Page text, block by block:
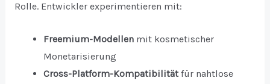
Rolle. Entwickler experimentieren mit:
Freemium-Modellenmit kosmetischer
Monetarisierung
Cross-Platform-Kompatibilitätfür nahtlose